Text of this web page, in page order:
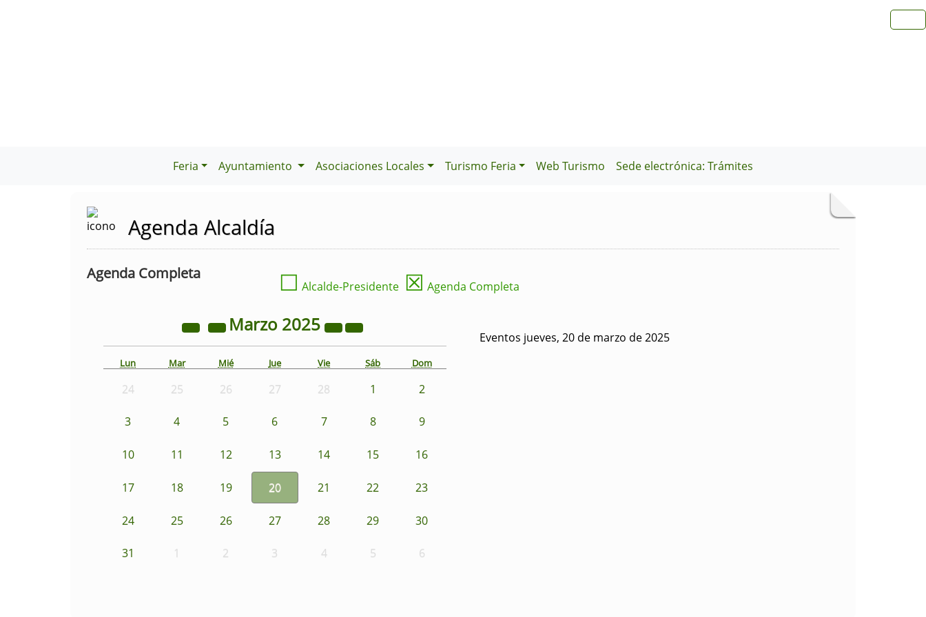
Feria Ayuntamiento Asociaciones Locales Turismo Feria Web Turismo Sede electrónica: Trámites
Agenda Alcaldía
Agenda Completa ☐ Alcalde-Presidente ☒ Agenda Completa
Marzo 2025
Lun Mar Mié Jue Vie Sáb Dom
24 25 26 27 28 1 2
3 4 5 6 7 8 9
10 11 12 13 14 15 16
17 18 19 20 21 22 23
24 25 26 27 28 29 30
31 1 2 3 4 5 6
Eventos jueves, 20 de marzo de 2025